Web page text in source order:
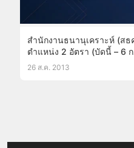
สำนักงานธนานุเคราะห์ (ส
ตำแหน่ง 2 อัตรา (บัดนี้ – 6
26 ส.ค. 2013